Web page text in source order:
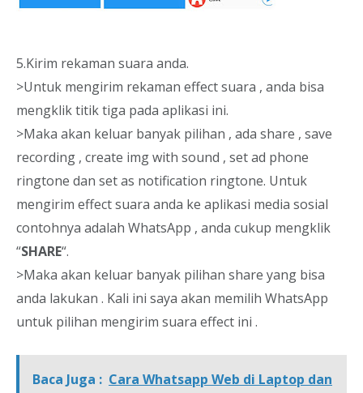
5.Kirim rekaman suara anda.
>Untuk mengirim rekaman effect suara , anda bisa
mengklik titik tiga pada aplikasi ini.
>Maka akan keluar banyak pilihan , ada share , save
recording , create img with sound , set ad phone
ringtone dan set as notification ringtone. Untuk
mengirim effect suara anda ke aplikasi media sosial
contohnya adalah WhatsApp , anda cukup mengklik
“SHARE“.
>Maka akan keluar banyak pilihan share yang bisa
anda lakukan . Kali ini saya akan memilih WhatsApp
untuk pilihan mengirim suara effect ini .
Baca Juga : Cara Whatsapp Web di Laptop dan